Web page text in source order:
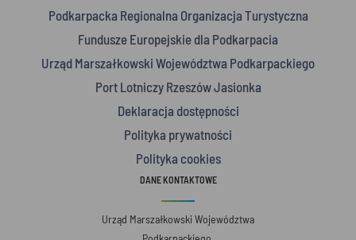
Podkarpacka Regionalna Organizacja Turystyczna
Fundusze Europejskie dla Podkarpacia
Urząd Marszałkowski Województwa Podkarpackiego
Port Lotniczy Rzeszów Jasionka
Deklaracja dostępności
Polityka prywatności
Polityka cookies
DANE KONTAKTOWE
Urząd Marszałkowski Województwa